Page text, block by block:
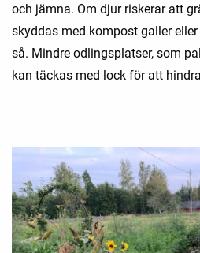
och jämna. Om djur riskerar att
skyddas med kompost galler
så. Mindre odlingsplatser, som
kan täckas med lock för att